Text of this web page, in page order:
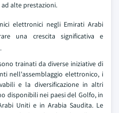
alte prestazioni.
elettronici negli Emirati Arabi
una crescita significativa e
trainati da diverse iniziative di
nell'assemblaggio elettronico, i
e la diversificazione in altri
disponibili nei paesi del Golfo, in
Uniti e in Arabia Saudita. Le